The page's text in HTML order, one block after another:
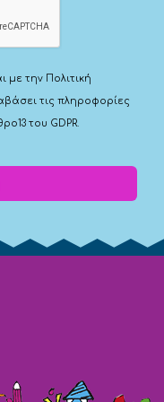
με την Πολιτική
τις πληροφορίες
του GDPR.